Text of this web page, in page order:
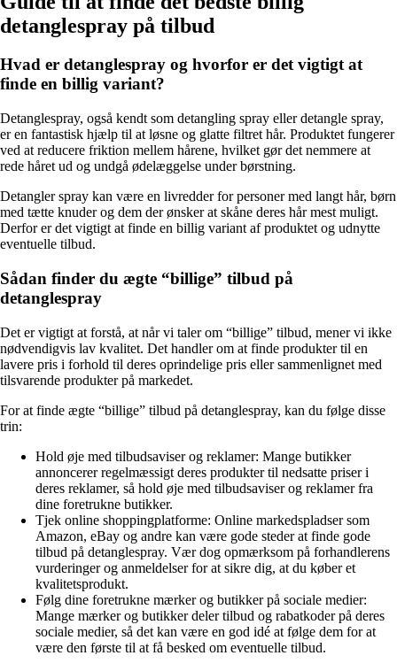
detanglespray på tilbud
Hvad er detanglespray og hvorfor er det vigtigt at
finde en billig variant?
Detanglespray, også kendt som detangling spray eller detangle spray,
er en fantastisk hjælp til at løsne og glatte filtret hår. Produktet fungerer
ved at reducere friktion mellem hårene, hvilket gør det nemmere at
rede håret ud og undgå ødelæggelse under børstning.
Detangler spray kan være en livredder for personer med langt hår, børn
med tætte knuder og dem der ønsker at skåne deres hår mest muligt.
Derfor er det vigtigt at finde en billig variant af produktet og udnytte
eventuelle tilbud.
Sådan finder du ægte “billige” tilbud på
detanglespray
Det er vigtigt at forstå, at når vi taler om “billige” tilbud, mener vi ikke
nødvendigvis lav kvalitet. Det handler om at finde produkter til en
lavere pris i forhold til deres oprindelige pris eller sammenlignet med
tilsvarende produkter på markedet.
For at finde ægte “billige” tilbud på detanglespray, kan du følge disse
trin:
Hold øje med tilbudsaviser og reklamer: Mange butikker
annoncerer regelmæssigt deres produkter til nedsatte priser i
deres reklamer, så hold øje med tilbudsaviser og reklamer fra
dine foretrukne butikker.
Tjek online shoppingplatforme: Online markedspladser som
Amazon, eBay og andre kan være gode steder at finde gode
tilbud på detanglespray. Vær dog opmærksom på forhandlerens
vurderinger og anmeldelser for at sikre dig, at du køber et
kvalitetsprodukt.
Følg dine foretrukne mærker og butikker på sociale medier:
Mange mærker og butikker deler tilbud og rabatkoder på deres
sociale medier, så det kan være en god idé at følge dem for at
være den første til at få besked om eventuelle tilbud.